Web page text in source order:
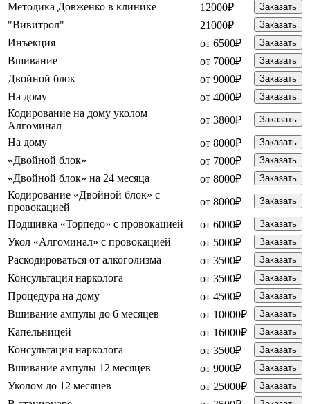
Методика Довженко в клинике 12000₽ Заказать
"Вивитрол" 21000₽ Заказать
Инъекция от 6500₽ Заказать
Вшивание от 7000₽ Заказать
Двойной блок от 9000₽ Заказать
На дому от 4000₽ Заказать
Кодирование на дому уколом
Алгоминал
от 3800₽ Заказать
На дому от 8000₽ Заказать
«Двойной блок» от 7000₽ Заказать
«Двойной блок» на 24 месяца от 8000₽ Заказать
Кодирование «Двойной блок» с
провокацией
от 8000₽ Заказать
Подшивка «Торпедо» с провокацией от 6000₽ Заказать
Укол «Алгоминал» с провокацией от 5000₽ Заказать
Раскодироваться от алкоголизма от 3500₽ Заказать
Консультация нарколога от 3500₽ Заказать
Процедура на дому от 4500₽ Заказать
Вшивание ампулы до 6 месяцев от 10000₽ Заказать
Капельницей от 16000₽ Заказать
Консультация нарколога от 3500₽ Заказать
Вшивание ампулы 12 месяцев от 9000₽ Заказать
Уколом до 12 месяцев от 25000₽ Заказать